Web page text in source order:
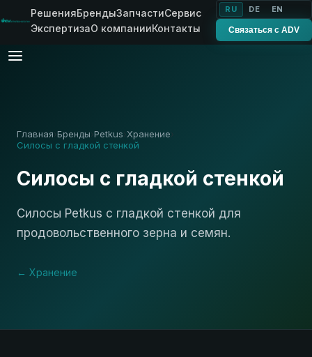
РешенияБрендыЗапчастиСервис
ЭкспертизаО компанииКонтакты
RU DE EN
Связаться с ADV
Главная› Бренды Petkus Хранение
Силосы с гладкой стенкой
Силосы с гладкой стенкой
Силосы Petkus с гладкой стенкой для
продовольственного зерна и семян.
← Хранение